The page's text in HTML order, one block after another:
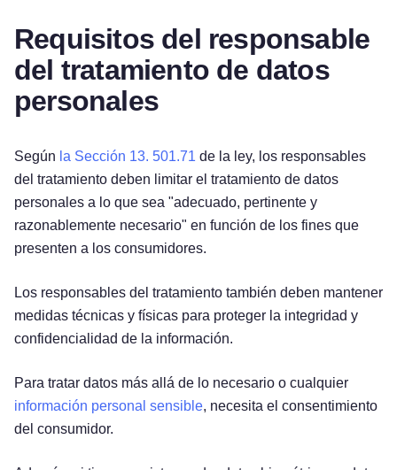
Requisitos del responsable
del tratamiento de datos
personales
Según la Sección 13. 501.71 de la ley, los responsables
del tratamiento deben limitar el tratamiento de datos
personales a lo que sea "adecuado, pertinente y
razonablemente necesario" en función de los fines que
presenten a los consumidores.
Los responsables del tratamiento también deben mantener
medidas técnicas y físicas para proteger la integridad y
confidencialidad de la información.
Para tratar datos más allá de lo necesario o cualquier
información personal sensible, necesita el consentimiento
del consumidor.